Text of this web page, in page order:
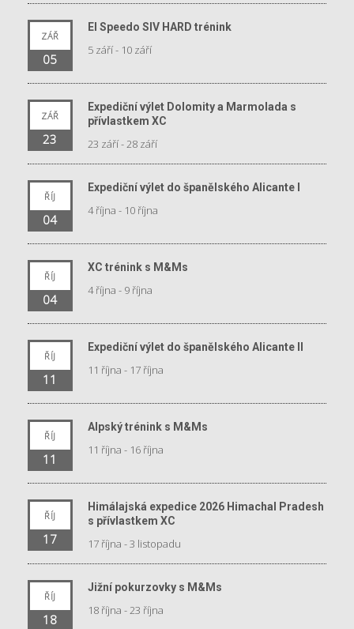
ZÁŘ
05
El Speedo SIV HARD trénink
5 září- 10 září
ZÁŘ
23
Expediční výlet Dolomity a Marmolada s
přívlastkem XC
23 září-28 září
ŘÍJ
04
Expediční výlet do španělského Alicante I
4 října - 10 října
ŘÍJ
04
XC trénink s M&Ms
4 října - 9 října
ŘÍJ
11
Expediční výlet do španělského Alicante II
11 října - 17 října
ŘÍJ
11
Alpský trénink s M&Ms
11 října - 16 října
ŘÍJ
17
Himálajská expedice 2026 Himachal Pradesh
s přívlastkem XC
17 října -3 listopadu
ŘÍJ
18
Jižní pokurzovky s M&Ms
18 října -23 října